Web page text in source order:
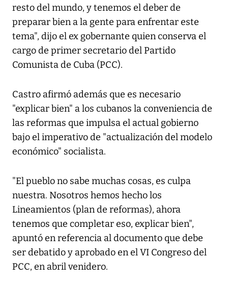
resto del mundo, y tenemos el deber de
preparar bien a la gente para enfrentar este
tema", dijo el ex gobernante quien conserva el
cargo de primer secretario del Partido
Comunista de Cuba (PCC).
Castro afirmó además que es necesario
"explicar bien" a los cubanos la conveniencia de
las reformas que impulsa el actual gobierno
bajo el imperativo de "actualización del modelo
económico" socialista.
"El pueblo no sabe muchas cosas, es culpa
nuestra. Nosotros hemos hecho los
Lineamientos (plan de reformas), ahora
tenemos que completar eso, explicar bien",
apuntó en referencia al documento que debe
ser debatido y aprobado en el VI Congreso del
PCC, en abril venidero.